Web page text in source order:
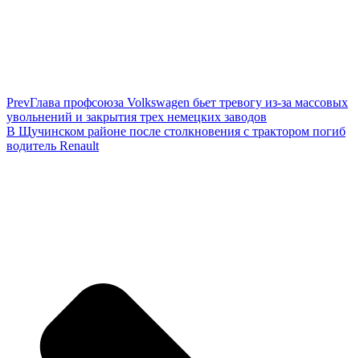
PrevГлава профсоюза Volkswagen бьет тревогу из-за массовых
увольнений и закрытия трех немецких заводов
В Щучинском районе после столкновения с трактором погиб
водитель Renault